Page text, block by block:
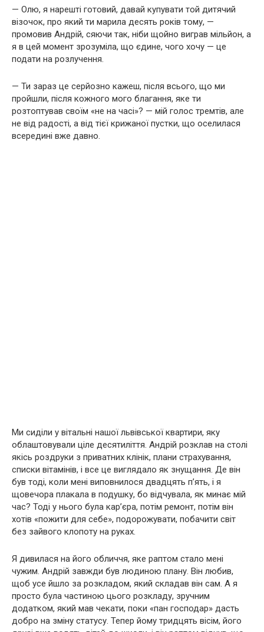
— Олю, я нарешті готовий, давай купувати той дитячий
візочок, про який ти марила десять років тому, —
промовив Андрій, сяючи так, ніби щойно виграв мільйон, а
я в цей момент зрозуміла, що єдине, чого хочу — це
подати на розлучення.
— Ти зараз це серйозно кажеш, після всього, що ми
пройшли, після кожного мого благання, яке ти
розтоптував своїм «не на часі»? — мій голос тремтів, але
не від радості, а від тієї крижаної пустки, що оселилася
всередині вже давно.
Ми сиділи у вітальні нашої львівської квартири, яку
облаштовували ціле десятиліття. Андрій розклав на столі
якісь роздруки з приватних клінік, плани страхування,
списки вітамінів, і все це виглядало як знущання. Де він
був тоді, коли мені виповнилося двадцять п’ять, і я
щовечора плакала в подушку, бо відчувала, як минає мій
час? Тоді у нього була кар’єра, потім ремонт, потім він
хотів «пожити для себе», подорожувати, побачити світ
без зайвого клопоту на руках.
Я дивилася на його обличчя, яке раптом стало мені
чужим. Андрій завжди був людиною плану. Він любив,
щоб усе йшло за розкладом, який складав він сам. А я
просто була частиною цього розкладу, зручним
додатком, який мав чекати, поки «пан господар» дасть
добро на зміну статусу. Тепер йому тридцять вісім, його